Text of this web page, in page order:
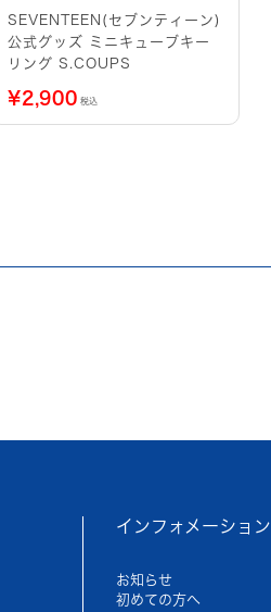
SEVENTEEN(セブンティーン)
公式グッズ ミニキューブキー
リング S.COUPS
¥2,900 税込
インフォメーション
お知らせ
初めての方へ